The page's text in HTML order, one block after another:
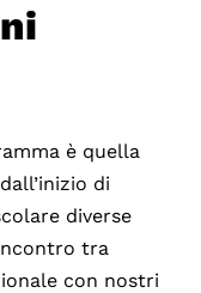
è quella
di
diverse
tra
con nostri